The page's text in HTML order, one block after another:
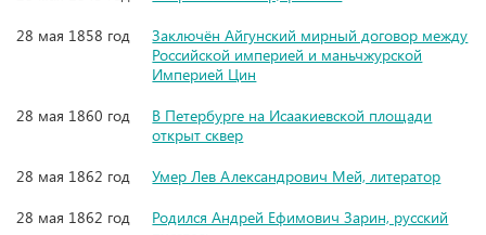
28 мая 1858 год
Заключён Айгунский мирный договор между
Российской империей и маньчжурской
Империей Цин
28 мая 1860 год
В Петербурге на Исаакиевской площади
открыт сквер
28 мая 1862 год
Умер Лев Александрович Мей, литератор
28 мая 1862 год
Родился Андрей Ефимович Зарин, русский